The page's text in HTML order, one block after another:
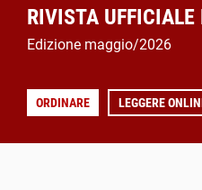
RIVISTA UFFICIALE
Edizione maggio/2026
ORDINARE LEGGERE